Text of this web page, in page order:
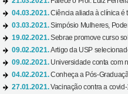
04.03.2021.Ciência aliada à clínica é
03.03.2021.Simpósio Mulheres,
19.02.2021.Sebrae promove curso
09.02.2021.Artigo da USP
09.02.2021. Universidade conta com
04.02.2021.Conheça a Pós-
27.01.2021.Vacinação contra a